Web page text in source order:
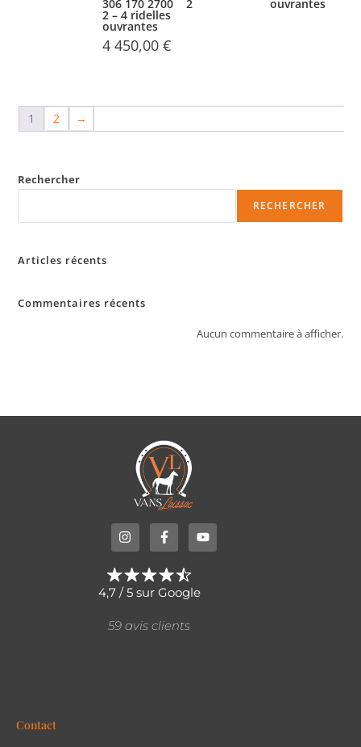
306 170 2700
2 – 4 ridelles
ouvrantes
4 450,00 €
2 ouvrantes
1 2 →
Rechercher
RECHERCHER
Articles récents
Commentaires récents
Aucun commentaire à afficher.
4,7 / 5 sur Google
59 avis clients
Contact